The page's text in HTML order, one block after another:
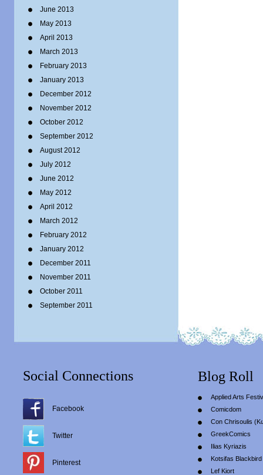
June 2013
May 2013
April 2013
March 2013
February 2013
January 2013
December 2012
November 2012
October 2012
September 2012
August 2012
July 2012
June 2012
May 2012
April 2012
March 2012
February 2012
January 2012
December 2011
November 2011
October 2011
September 2011
Social Connections
Facebook
Twitter
Pinterest
Blog Roll
Applied Arts
Comicdom
Con Chrisoulis
GreekComics
Ilias Kyriazis
Kotsifas Blackbird
Lef Kiort